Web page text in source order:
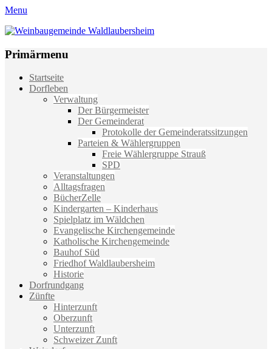
Menu
Weinbaugemeinde Waldlaubersheim
Primärmenu
Weiter
zum
Startseite
Dorfleben
Verwaltung
Der Bürgermeister
Der Gemeinderat
Protokolle der Gemeinderatssitzungen
Parteien & Wählergruppen
Freie Wählergruppe Strauß
SPD
Veranstaltungen
Alltagsfragen
BücherZelle
Kindergarten – Kinderhaus
Spielplatz im Wäldchen
Evangelische Kirchengemeinde
Katholische Kirchengemeinde
Bauhof Süd
Friedhof Waldlaubersheim
Historie
Dorfrundgang
Zünfte
Hinterzunft
Oberzunft
Unterzunft
Schweizer Zunft